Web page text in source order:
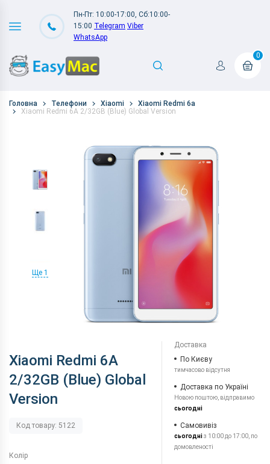
Пн-Пт: 10:00-17:00, Сб:10:00-
15:00 Telegram Viber
WhatsApp
0
Головна Телефони Xiaomi
Xiaomi Redmi 6a
Xiaomi Redmi 6A 2/32GB (Blue) Global Version
Ще 1
Xiaomi Redmi 6A
2/32GB (Blue) Global
Version
Код товару: 5122
Колір
Доставка
По Києву
тимчасово відсутня
Доставка по Україні
Новою поштою, відправимо
сьогодні
Самовивіз
сьогодніз 10:00 до 17:00, по
домовленості